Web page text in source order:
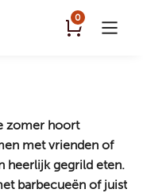
0
zomer hoort
met vrienden of
heerlijk gegrild eten.
barbecueën of juist